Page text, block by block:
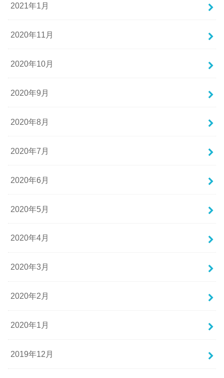
2021年1月
2020年11月
2020年10月
2020年9月
2020年8月
2020年7月
2020年6月
2020年5月
2020年4月
2020年3月
2020年2月
2020年1月
2019年12月